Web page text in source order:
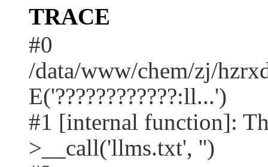
TRACE
#0
/data/www/chem/zj/
E('????????????:ll...')
#1 [internal function]:
>__call('llms.txt', '')